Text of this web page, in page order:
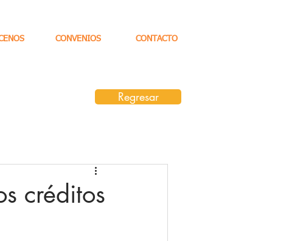
CONVENIOS CONTACTO
Regresar
créditos